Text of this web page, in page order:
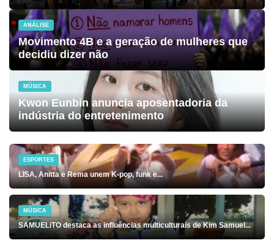
ANÁLISE
Movimento 4B e a geração de mulheres que
decidiu dizer não
MÚSICA
Kwon Eunbin anuncia aposentadoria da
indústria do entretenimento
ESPORTES
LISA, Anitta e Rema unem K-pop, funk e...
MÚSICA
SAMUELiTO destaca as influências multiculturais de Kim Samuel...